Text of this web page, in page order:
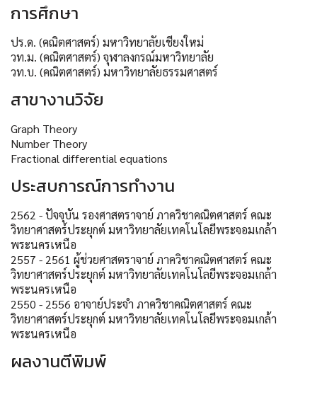
การศึกษา
ปร.ด. (คณิตศาสตร์) มหาวิทยาลัยเชียงใหม่
วท.ม. (คณิตศาสตร์) จุฬาลงกรณ์มหาวิทยาลัย
วท.บ. (คณิตศาสตร์) มหาวิทยาลัยธรรมศาสตร์
สาขางานวิจัย
Graph Theory
Number Theory
Fractional differential equations
ประสบการณ์การทำงาน
2562 -ปัจจุบัน รองศาสตราจาย์ ภาควิชาคณิตศาสตร์ คณะ
วิทยาศาสตร์ประยุกต์ มหาวิทยาลัยเทคโนโลยีพระจอมเกล้า
พระนครเหนือ
2557 - 2561 ผู้ช่วยศาสตราจาย์ ภาควิชาคณิตศาสตร์ คณะ
วิทยาศาสตร์ประยุกต์ มหาวิทยาลัยเทคโนโลยีพระจอมเกล้า
พระนครเหนือ
2550 - 2556 อาจาย์ประจำ ภาควิชาคณิตศาสตร์ คณะ
วิทยาศาสตร์ประยุกต์ มหาวิทยาลัยเทคโนโลยีพระจอมเกล้า
พระนครเหนือ
ผลงานตีพิมพ์